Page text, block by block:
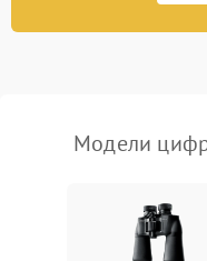
Модели